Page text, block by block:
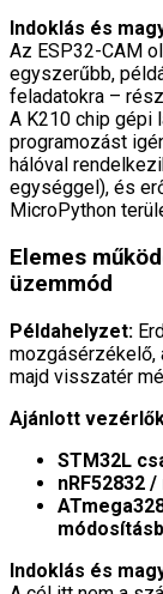
Indoklás és
Az ESP32-CAM
egyszerűbb,
feladatokra –
A K210 chip gépi
programozást
hálóval
egységgel), és
MicroPython
Elemes
üzemmód
Példahelyzet:
mozgásérzékelő,
majd visszatér
Ajánlott
STM32L
nRF52832 /
Indoklás és